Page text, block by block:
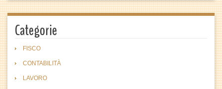
Categorie
FISCO
CONTABILITÀ
LAVORO